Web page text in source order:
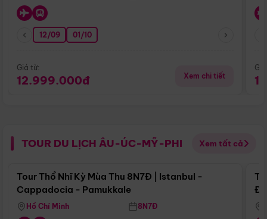
12/09 01/10
Giá từ:
12.999.000đ Xem chi tiết
TOUR DU LỊCH ÂU-ÚC-MỸ-PHI Xem tất cả
Điểm nổi bật
Tour Thổ Nhĩ Kỳ Mùa Thu 8N7Đ | Istanbul -
Cappadocia - Pamukkale
Hồ Chí Minh 8N7Đ